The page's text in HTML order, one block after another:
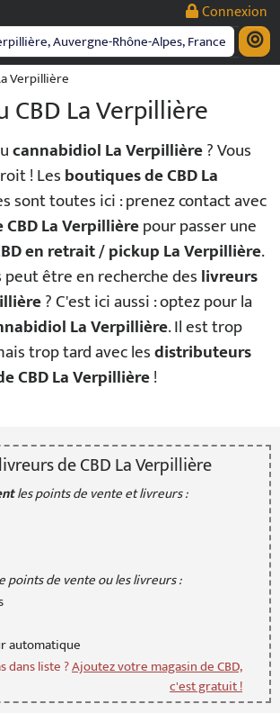
Connexion
Verpillière
CBD La Verpillière
cannabidiol La Verpillière? Vous
! Lesboutiques de CBD La
sont toutes ici : prenez contact avec
La Verpillièrepour passer une
en retrait / pickup La Verpillière.
peut être en recherche deslivreurs
? C'est ici aussi : optez pour la
La Verpillière. Il est trop
trop tard avec lesdistributeurs
CBD La Verpillière!
sde CBD La Verpillière
les points de vente et livreurs :
points de vente ou les livreurs :
automatique
dans liste ?Ajoutez votre magasin de CBD,
c'est gratuit !